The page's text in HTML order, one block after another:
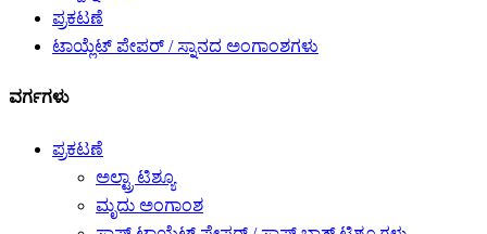
ಪ್ರಕಟಣೆ
ಟಾಯ್ಲೆಟ್ ಪೇಪರ್ / ಸ್ನಾನದ ಅಂಗಾಂಶಗಳು
ವರ್ಗಗಳು
ಪ್ರಕಟಣೆ
ಅಲ್ಟ್ರಾ ಟಿಶ್ಯೂ
ಮೃದು ಅಂಗಾಂಶ